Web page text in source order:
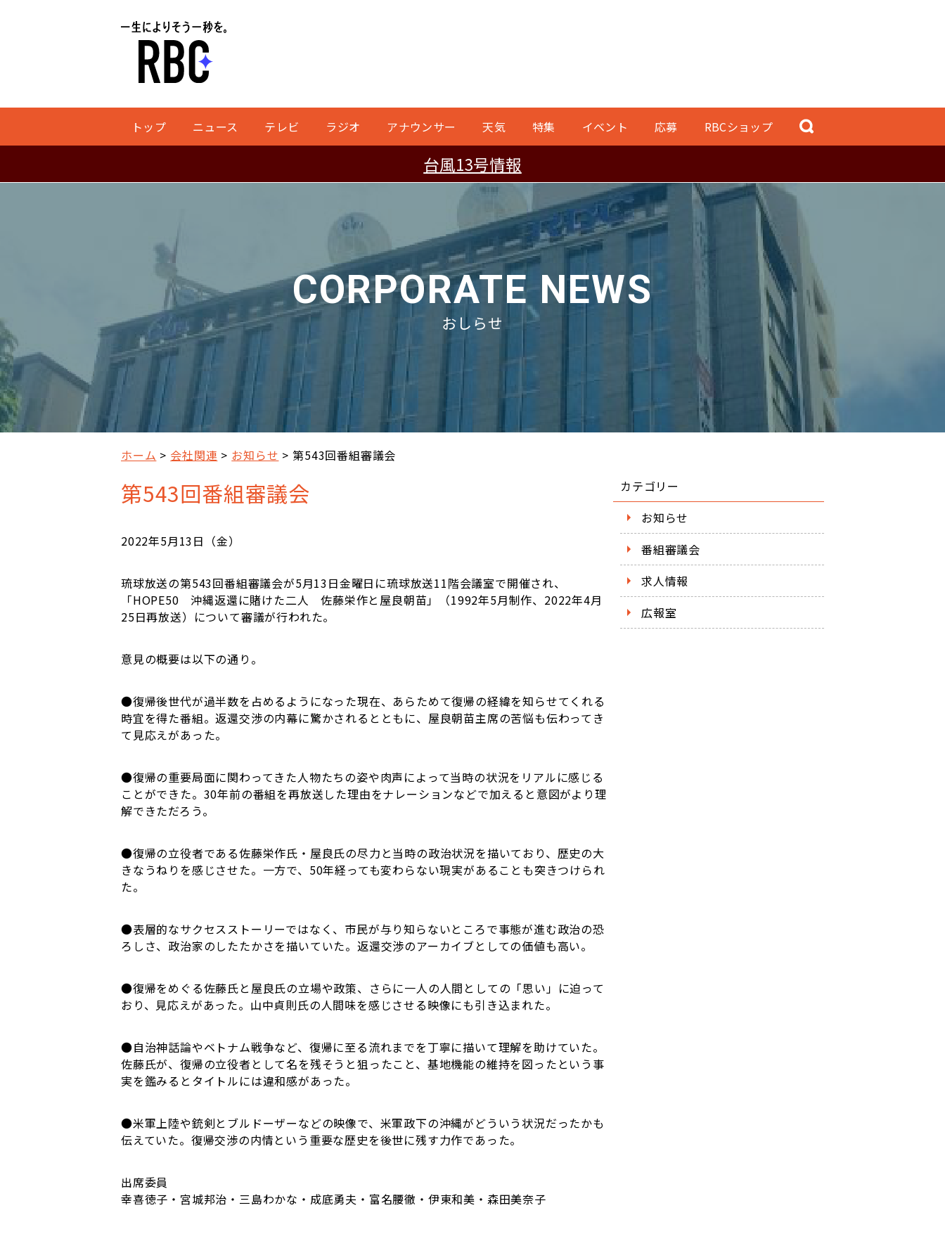
トップ ニュース テレビ ラジオ アナウンサー 天気 特集 イベント 応募 RBCショップ
台風13号情報
CORPORATE NEWS
おしらせ
ホーム 会社関連 お知らせ 第543回番組審議会
第543回番組審議会
2022年5月13日（金）
琉球放送の第543回番組審議会が5月13日金曜日に琉球放送11階会議室で開催され、
「HOPE50 沖縄返還に賭けた二人 佐藤栄作と屋良朝苗」（1992年5月制作、2022年4月
25日再放送）について審議が行われた。
意見の概要は以下の通り。
●復帰後世代が過半数を占めるようになった現在、あらためて復帰の経緯を知らせてくれる
時宜を得た番組。返還交渉の内幕に驚かされるとともに、屋良朝苗主席の苦悩も伝わってき
て見応えがあった。
●復帰の重要局面に関わってきた人物たちの姿や肉声によって当時の状況をリアルに感じる
ことができた。30年前の番組を再放送した理由をナレーションなどで加えると意図がより理
解できただろう。
●復帰の立役者である佐藤栄作氏・屋良氏の尽力と当時の政治状況を描いており、歴史の大
きなうねりを感じさせた。一方で、50年経っても変わらない現実があることも突きつけられ
た。
●表層的なサクセスストーリーではなく、市民が与り知らないところで事態が進む政治の恐
ろしさ、政治家のしたたかさを描いていた。返還交渉のアーカイブとしての価値も高い。
●復帰をめぐる佐藤氏と屋良氏の立場や政策、さらに一人の人間としての「思い」に迫って
おり、見応えがあった。山中貞則氏の人間味を感じさせる映像にも引き込まれた。
●自治神話論やベトナム戦争など、復帰に至る流れまでを丁寧に描いて理解を助けていた。
佐藤氏が、復帰の立役者として名を残そうと狙ったこと、基地機能の維持を図ったという事
実を鑑みるとタイトルには違和感があった。
●米軍上陸や銃剣とブルドーザーなどの映像で、米軍政下の沖縄がどういう状況だったかも
伝えていた。復帰交渉の内情という重要な歴史を後世に残す力作であった。
出席委員
幸喜徳子・宮城邦治・三島わかな・成底勇夫・富名腰徹・伊東和美・森田美奈子
カテゴリー
お知らせ
番組審議会
求人情報
広報室